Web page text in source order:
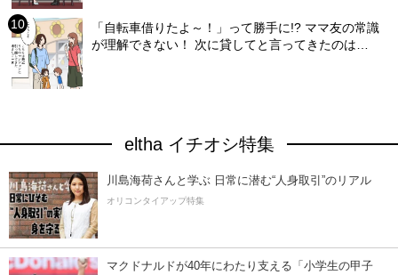
「自転車借りたよ～！」って勝手に!? ママ友の常識
が理解できない！ 次に貸してと言ってきたのは…
eltha イチオシ特集
川島海荷さんと学ぶ 日常に潜む“人身取引”のリアル
オリコンタイアップ特集
マクドナルドが40年にわたり支える「小学生の甲子